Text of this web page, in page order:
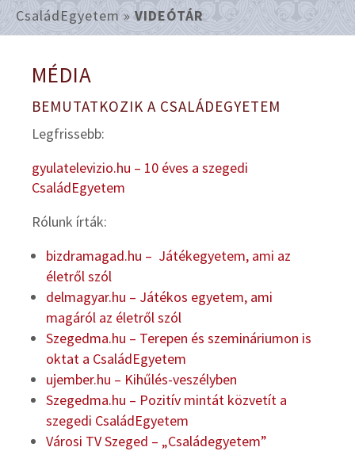
CsaládEgyetem » VIDEÓTÁR
MÉDIA
BEMUTATKOZIK A CSALÁDEGYETEM
Legfrissebb:
gyulatelevizio.hu – 10 éves a szegedi
CsaládEgyetem
Rólunk írták:
bizdramagad.hu – Játékegyetem, ami az
életről szól
delmagyar.hu – Játékos egyetem, ami
magáról az életről szól
Szegedma.hu – Terepen és szemináriumon is
oktat a CsaládEgyetem
ujember.hu – Kihűlés-veszélyben
Szegedma.hu – Pozitív mintát közvetít a
szegedi CsaládEgyetem
Városi TV Szeged – „Családegyetem”